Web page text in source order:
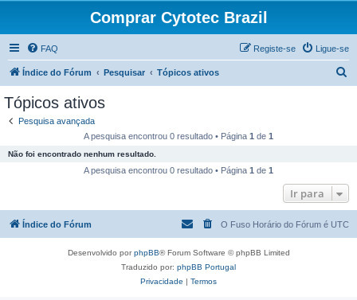
Comprar Cytotec Brazil
FAQ Ligue-se
Registe-se
Índice do Fórum Pesquisar Tópicos ativos
s
r
Tópicos ativos
Pesquisa avançada
A pesquisa encontrou 0 resultado • Página 1 de 1
Não foi encontrado nenhum resultado.
A pesquisa encontrou 0 resultado • Página 1 de 1
Ir para
Índice do Fórum O Fuso Horário do Fórum é UTC
Desenvolvido porphpBB® Forum Software © phpBB Limited
Traduzido por: phpBB Portugal
Privacidade | Termos